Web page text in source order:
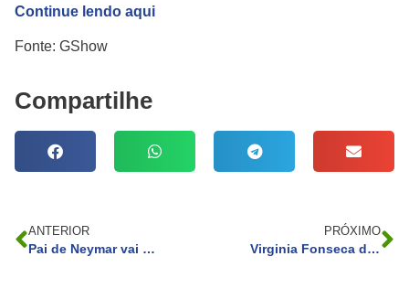
Continue lendo aqui
Fonte: GShow
Compartilhe
ANTERIOR
Pai de Neymar vai a evento beneficente em São Paulo após voz de prisão por obra em mansão do filho
PRÓXIMO
Virginia Fonseca diz que filhas nem ligaram para o novo cabelo e exalta amizade com sogra: ‘Parece irmã’